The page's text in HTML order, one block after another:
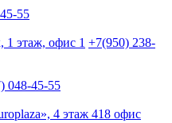
55
этаж, офис 1 +7(950) 238-
048-45-55
4 этаж 418 офис